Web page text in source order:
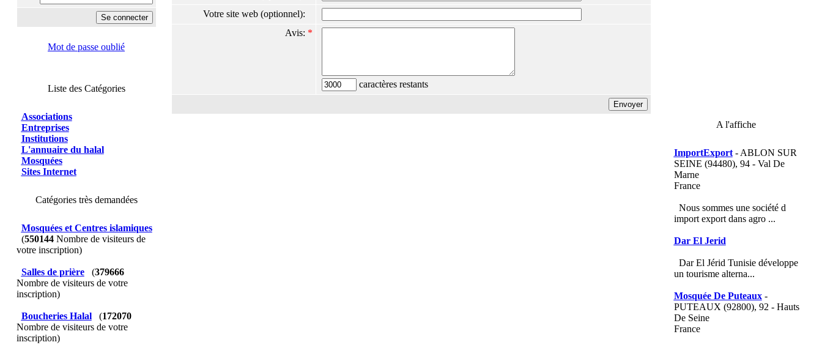
Mot de passe oublié
Liste des Catégories
Associations
Entreprises
Institutions
L'annuaire du halal
Mosquées
Sites Internet
Catégories très demandées
Mosquées et Centres islamiques
(550144Nombre de visiteurs de
votre inscription)
Salles de prière (379666
Nombre de visiteurs de votre
inscription)
Boucheries Halal (172070
Nombre de visiteurs de votre
inscription)
Votre site web (optionnel):
Avis: *
caractères restants
A l'affiche
ImportExport- ABLON SUR
SEINE (94480), 94 - Val De
Marne
France
Nous sommes une société d
import export dans agro ...
Dar El Jerid
Dar El Jérid Tunisie développe
un tourisme alterna...
Mosquée De Puteaux-
PUTEAUX (92800), 92 - Hauts
De Seine
France